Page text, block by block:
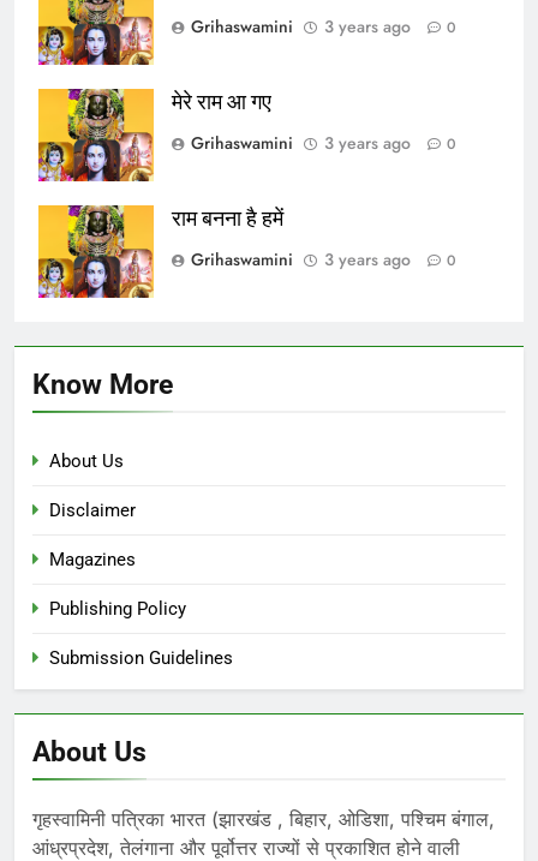
Grihaswamini
3 years ago 0
मेरे राम आ गए
Grihaswamini
3 years ago 0
राम बनना है हमें
Grihaswamini
3 years ago 0
Know More
About Us
Disclaimer
Magazines
Publishing Policy
Submission Guidelines
About Us
गृहस्वामिनी पत्रिका भारत (झारखंड , बिहार, ओडिशा, पश्चिम बंगाल,
आंध्रप्रदेश, तेलंगाना और पूर्वोत्तर राज्यों से प्रकाशित होने वाली